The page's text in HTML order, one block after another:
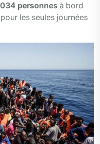
personnes à bord
les seules journées